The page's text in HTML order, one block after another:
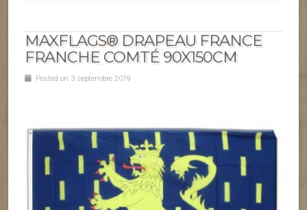
MAXFLAGS® DRAPEAU FRANCE
FRANCHE COMTÉ 90X150CM
Posted on 3 septembre 2019